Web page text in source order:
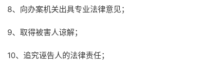
8、向办案机关出具专业法律意见；
9、取得被害人谅解；
10、追究诬告人的法律责任；